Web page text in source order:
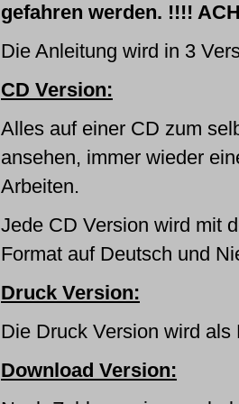
gefahren werden. !!!!
Die Anleitung wird in 3
CD Version:
Alles auf einer CD zum
ansehen, immer wieder
Arbeiten.
Jede CD Version wird mit
Format auf Deutsch und
Druck Version:
Die Druck Version wird als
Download Version: